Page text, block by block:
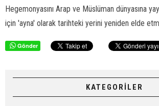
Hegemonyasını Arap ve Müslüman dünyasına
için 'ayna' olarak tarihteki yerini yeniden elde
Gönder
KATEGORİLER